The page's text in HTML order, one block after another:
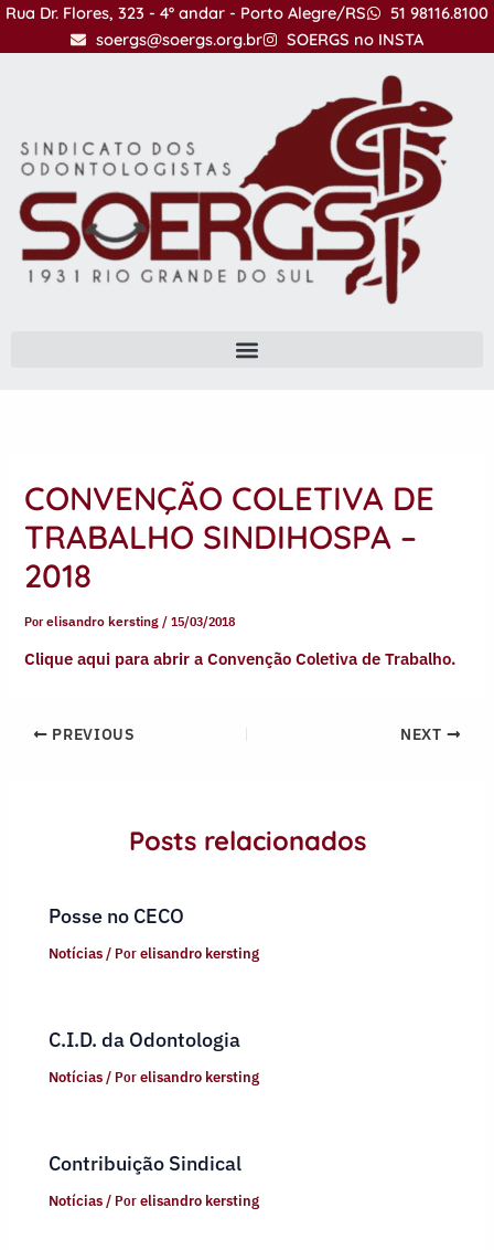
IrRua Dr. Flores, 323 - 4º andar - Porto Alegre/RS
51 98116.8100
soergs@soergs.org.br
SOERGS no INSTA
CONVENÇÃO COLETIVA DE
TRABALHO SINDIHOSPA –
2018
Porelisandro kersting /15/03/2018
Clique aqui para abrir a Convenção Coletiva de Trabalho.
PREVIOUS NEXT
Posts relacionados
Posse no CECO
Notícias/ Porelisandro kersting
C.I.D. da Odontologia
Notícias/ Porelisandro kersting
Contribuição Sindical
Notícias/ Porelisandro kersting